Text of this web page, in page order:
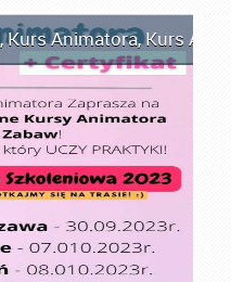
,Kurs Animatora,Kurs